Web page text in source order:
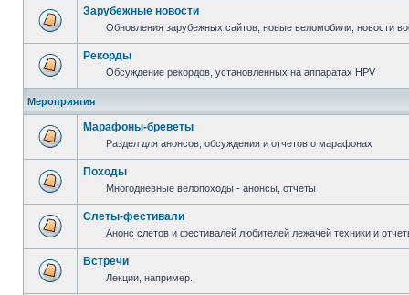
Зарубежные новости
Обновления зарубежных сайтов, новые веломобили, новости
Рекорды
Обсуждение рекордов, установленных на аппаратах HPV
Мероприятия
Марафоны-бреветы
Раздел для анонсов, обсуждения и отчетов о марафонах
Походы
Многодневные велопоходы - анонсы, отчеты
Слеты-фестивали
Анонс слетов и фестивалей любителей лежачей техники и
Встречи
Лекции, например.